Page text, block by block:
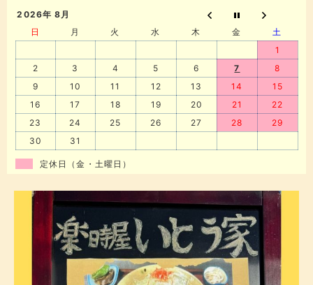
2026年 8月
日
月 火 水 木 金
土
1
2
3 4 5 6 7
8
9
10 11 12 13 14
15
16
17 18 19 20 21
22
23
24 25 26 27 28
29
30
31
定休日（金・土曜日）